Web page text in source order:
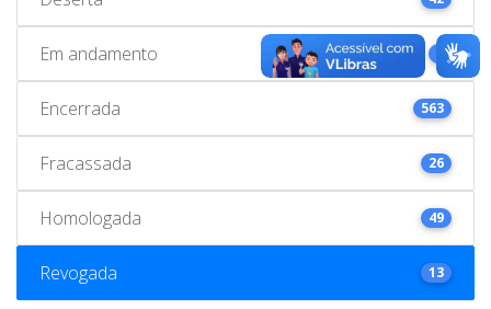
Em andamento
Encerrada 563
Fracassada 26
Homologada 49
Revogada 13